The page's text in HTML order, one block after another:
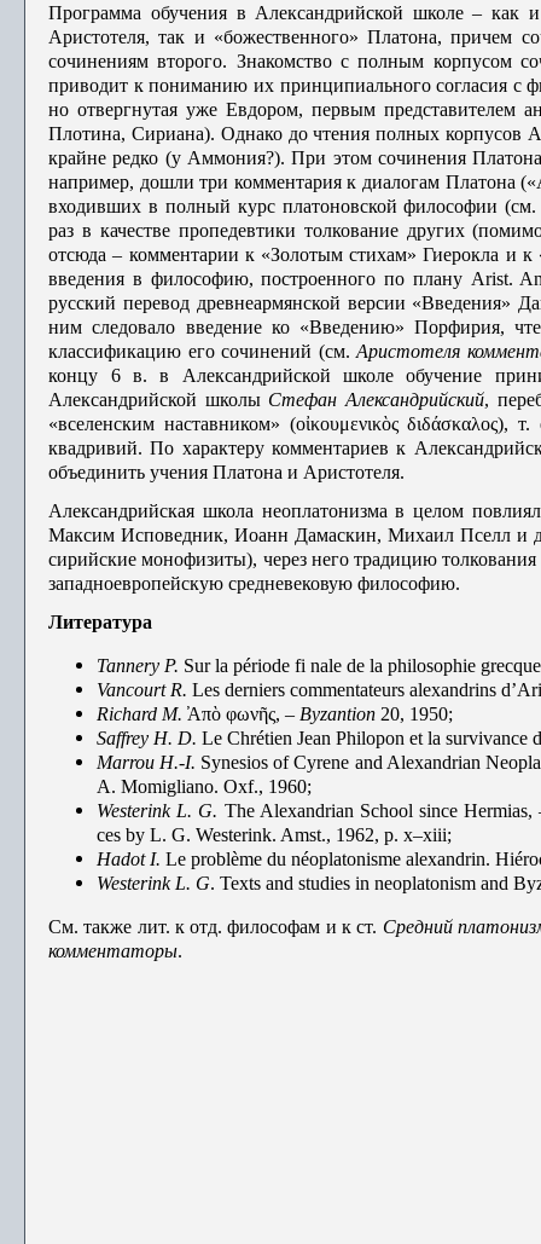
Программа обучения в Александрийской школе – как
Аристотеля, так и «божественного» Платона, причем
сочинениям второго. Знакомство с пол­ным корпусом
приводит к пониманию их принципиального согласия с
но от­вергнутая уже Евдором, первым представителем
Плотина, Сириана). Однако до чтения полных корпусов
крайне редко (у Аммония?). При этом сочи­нения
например, дошли три комментария к диалогам Платона
входивших в полный курс платоновской философии
раз в качестве пропе­девтики толкование других
отсюда – комментарии к «Золотым стихам» Гиерокла и
введения в философию, построенного по плану Arist.
русский перевод древнеармянской версии «Введения»
ним следовало введение ко «Введению» Порфирия,
классификацию его сочинений (см.Аристотеля
концу 6 в. в Александрийской школе обучение
Александрийской школы СтефанАлександрийский,
«вселенским наставником» (οἰκουμενικὸς διδάσκαλος),
квадривий. По характеру комментариев к
объединить учения Платона и Аристотеля.
Александрийская школа неоплатонизма в целом
Максим Исповедник, Иоанн Дамаскин, Михаил Пселл и
сирийские монофизиты), через него тради­цию
западноевропейскую средневековую философию.
Литература
Tannery P. Sur la période fi nale de la philosophie
Vancourt R.Les derniers commentateurs alexandrins
Richard M.̕Απὸ φωνῆς, –Byzantion 20, 1950;
Saffrey H. D.Le Chrétien Jean Philopon et la survivance
Marrou H.-I. Synesios of Cyrene and Alexandrian
A. Momigliano. Oxf., 1960;
Westerink L. G. The Alexandrian School since
ces by L. G. Westerink. Amst., 1962, p. x–xiii;
Hadot I. Le problème du néoplatonisme ale­xandrin.
Westerink L. G. Texts and studies in neoplatonism and
См. также лит. к отд. философам и к ст. Средний
комментаторы.